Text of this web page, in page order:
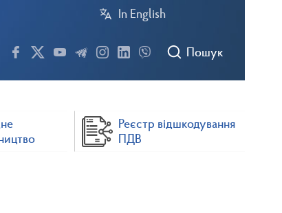
In English
Пошук
Реєстр відшкодування
ПДВ